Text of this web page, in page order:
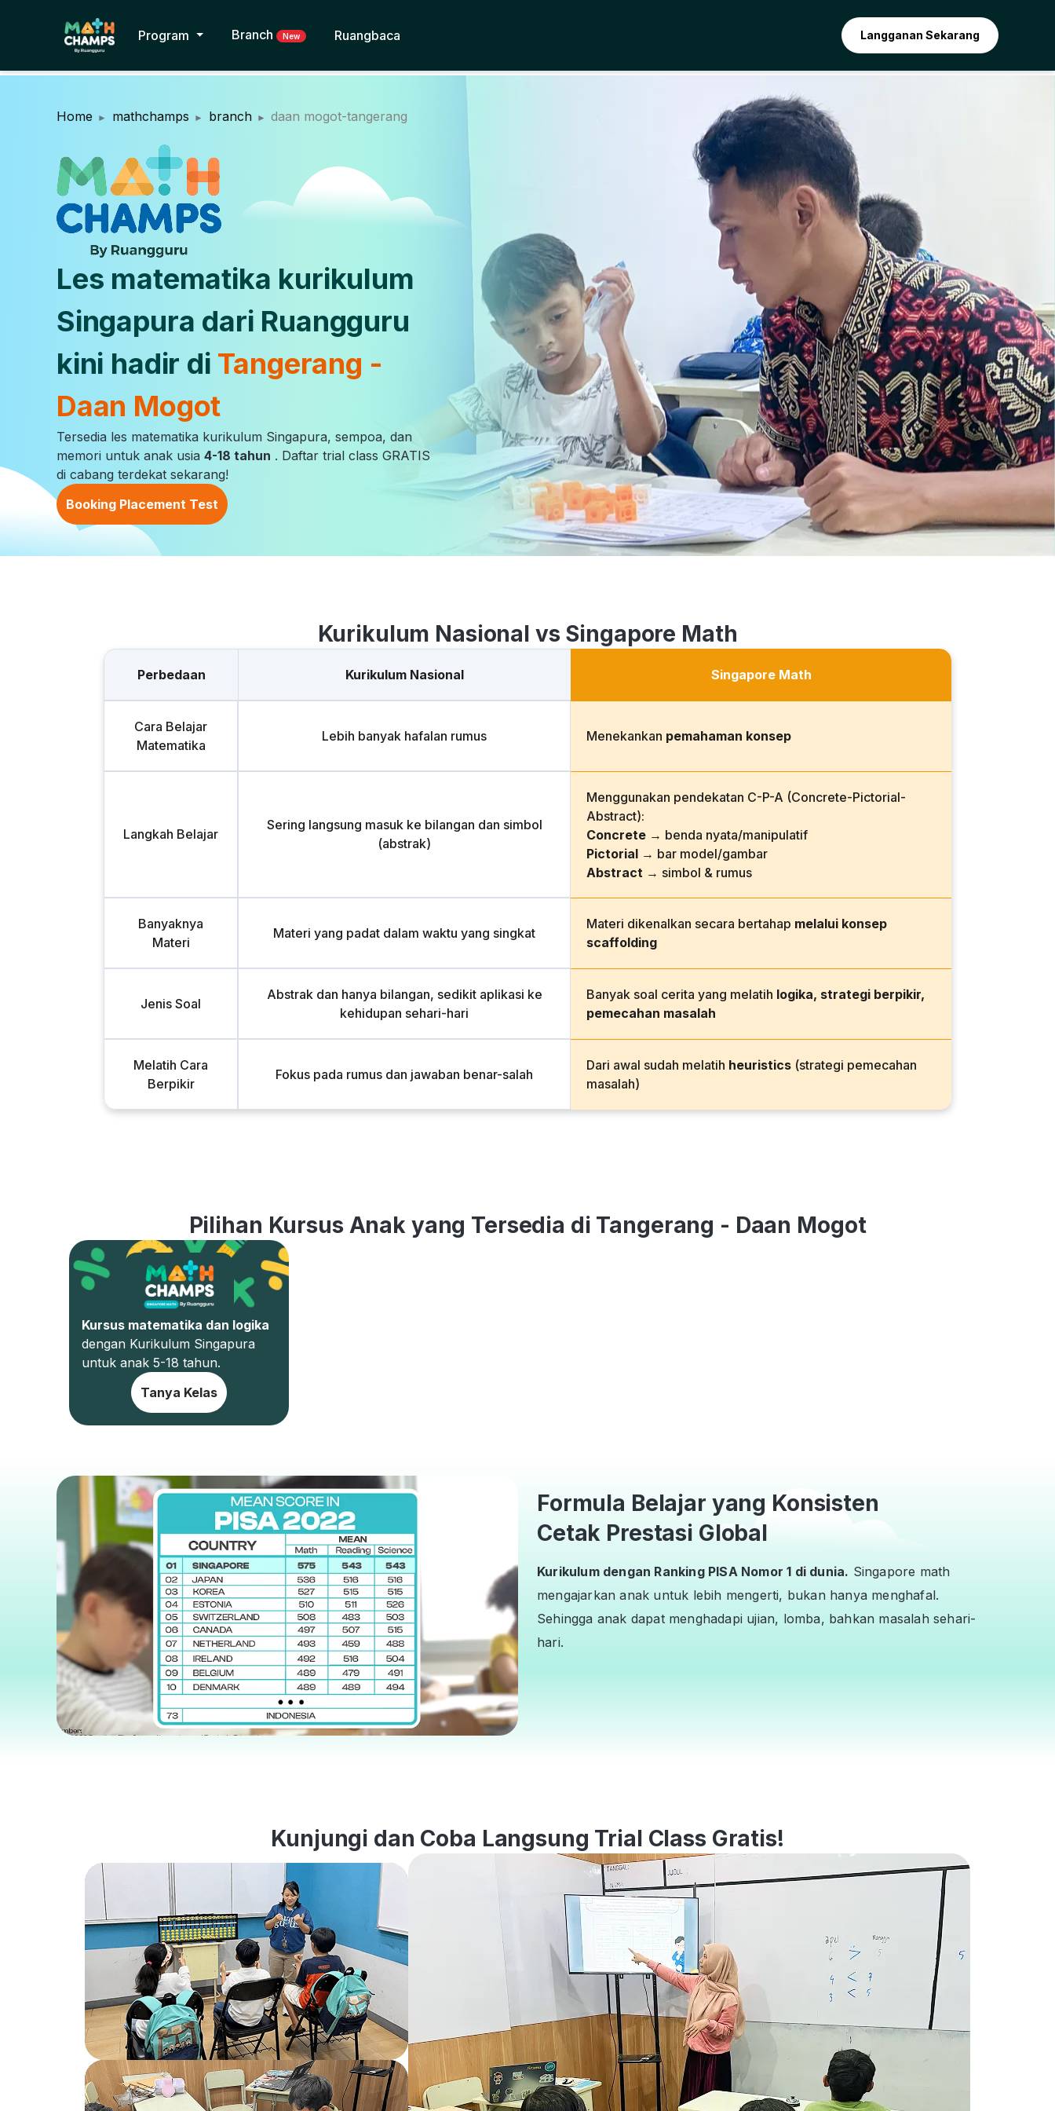
Program Branch New Ruangbaca Langganan Sekarang
Home mathchamps branch daan mogot-tangerang
Les matematika kurikulum
Singapura dari Ruangguru
kini hadir di Tangerang -
Daan Mogot
Tersedia les matematika kurikulum Singapura, sempoa, dan
memori untuk anak usia 4-18 tahun . Daftar trial class GRATIS
di cabang terdekat sekarang!
Booking Placement Test
Kurikulum Nasional vs Singapore Math
Perbedaan Kurikulum Nasional Singapore Math
Cara Belajar
Matematika
Lebih banyak hafalan rumus Menekankan pemahaman konsep
Langkah Belajar
Sering langsung masuk ke bilangan dan simbol
(abstrak)
Menggunakan pendekatan C-P-A (Concrete-Pictorial-
Abstract):
Concrete → benda nyata/manipulatif
Pictorial → bar model/gambar
Abstract → simbol & rumus
Banyaknya
Materi
Materi yang padat dalam waktu yang singkat
Materi dikenalkan secara bertahap melalui konsep
scaffolding
Jenis Soal
Abstrak dan hanya bilangan, sedikit aplikasi ke
kehidupan sehari-hari
Banyak soal cerita yang melatih logika, strategi berpikir,
pemecahan masalah
Melatih Cara
Berpikir
Fokus pada rumus dan jawaban benar-salah
Dari awal sudah melatih heuristics (strategi pemecahan
masalah)
Pilihan Kursus Anak yang Tersedia di Tangerang - Daan Mogot
Kursus matematika dan logika
dengan Kurikulum Singapura
untuk anak 5-18 tahun.
Tanya Kelas
Formula Belajar yang Konsisten
Cetak Prestasi Global
Kurikulum dengan Ranking PISA Nomor 1 di dunia. Singapore math
mengajarkan anak untuk lebih mengerti, bukan hanya menghafal.
Sehingga anak dapat menghadapi ujian, lomba, bahkan masalah sehari-
hari.
Kunjungi dan Coba Langsung Trial Class Gratis!